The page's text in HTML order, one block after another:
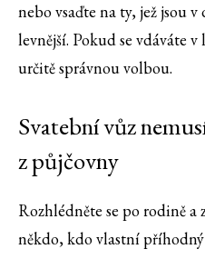
nebo vsaďte na ty, jež jsou
levnější. Pokud se vdáváte
určitě správnou volbou.
Svatební vůz
z půjčovny
Rozhlédněte se po rodině a
někdo, kdo vlastní